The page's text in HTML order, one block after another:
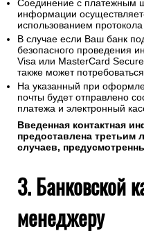
Для оплаты покупки Вы
платежный шлюз ПАО
Вашей карты.
Конфиденциальность
информации
Соединение с платежным
информации
использованием
В случае если Ваш банк
безопасного проведения
Visa или MasterCard
также может
платежа и электронный
Введенная контактная
предоставлена третьим
случаев,